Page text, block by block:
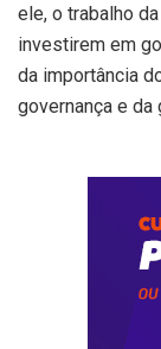
ele, o trabalho
investirem em
da importância
governança e da